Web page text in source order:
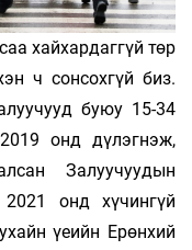
хайхардаггүй төр
ч сонсохгүй биз.
буюу 15-34
онд дүлэгнэж,
Залуучуудын
онд хүчингүй
үеийн Ерөнхий